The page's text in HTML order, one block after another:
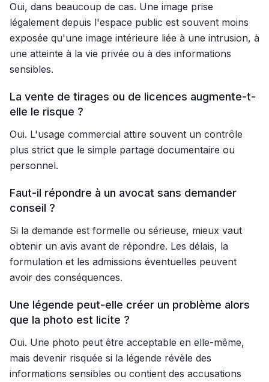
Oui, dans beaucoup de cas. Une image prise
légalement depuis l'espace public est souvent moins
exposée qu'une image intérieure liée à une intrusion, à
une atteinte à la vie privée ou à des informations
sensibles.
La vente de tirages ou de licences augmente-t-
elle le risque ?
Oui. L'usage commercial attire souvent un contrôle
plus strict que le simple partage documentaire ou
personnel.
Faut-il répondre à un avocat sans demander
conseil ?
Si la demande est formelle ou sérieuse, mieux vaut
obtenir un avis avant de répondre. Les délais, la
formulation et les admissions éventuelles peuvent
avoir des conséquences.
Une légende peut-elle créer un problème alors
que la photo est licite ?
Oui. Une photo peut être acceptable en elle-même,
mais devenir risquée si la légende révèle des
informations sensibles ou contient des accusations